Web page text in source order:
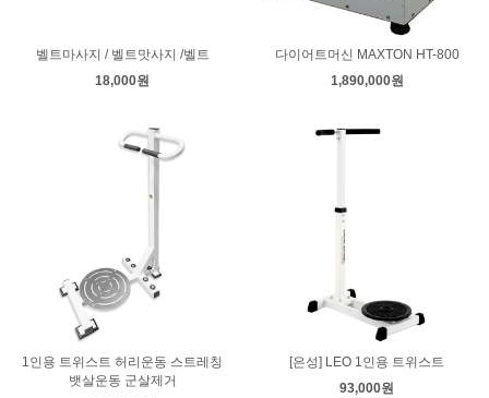
벨트마사지 / 벨트맛사지 /벨트
18,000원
다이어트머신 MAXTON HT-800
1,890,000원
1인용 트위스트 허리운동 스트레칭
뱃살운동 군살제거
[은성] LEO 1인용 트위스트
93,000원